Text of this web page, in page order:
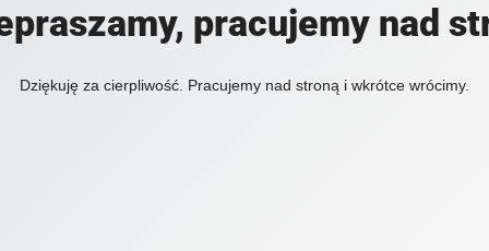
pracujemy nad
Dziękuję za cierpliwość. Pracujemy nad stroną i wkrótce wrócimy.